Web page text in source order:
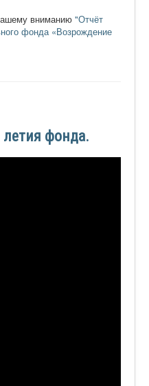
вниманию "Отчёт
фонда «Возрождение
летия фонда.